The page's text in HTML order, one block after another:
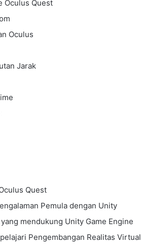
Oculus Quest
Oculus
Jarak
Quest
Pemula dengan Unity
mendukung Unity Game Engine
Pengembangan Realitas Virtual